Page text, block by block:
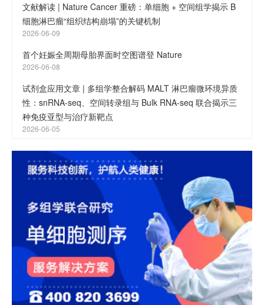
文献解读 | Nature Cancer 重磅：单细胞 + 空间组学揭示 B
细胞淋巴瘤“组织结构崩塌”的关键机制
2026-06-09
首个妊娠全周期母胎界面时空图谱登 Nature
2026-06-08
试剂盒应用文章 | 多组学整合解码 MALT 淋巴瘤微环境异质
性：snRNA-seq、空间转录组与 Bulk RNA-seq 联合揭示三
种免疫亚型与治疗新靶点
2026-06-05